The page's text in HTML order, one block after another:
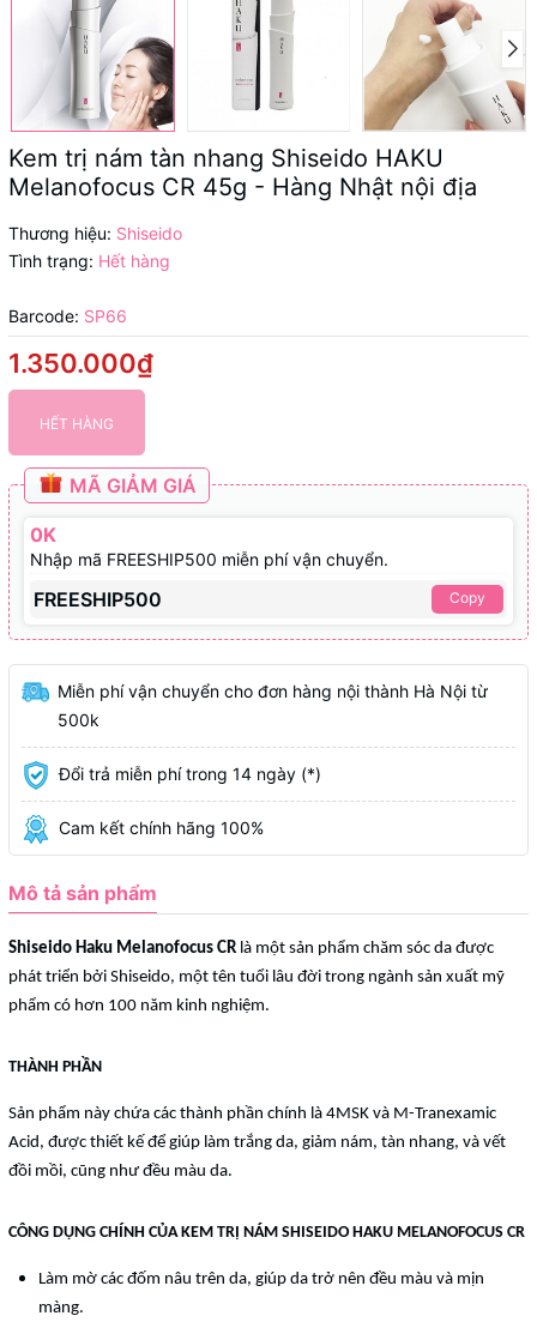
Kem trị nám tàn nhang Shiseido HAKU
Melanofocus CR 45g - Hàng Nhật nội địa
Thương hiệu: Shiseido
Tình trạng: Hết hàng
Barcode: SP66
1.350.000₫
HẾT HÀNG
MÃ GIẢM GIÁ
0K
Nhập mã FREESHIP500 miễn phí vận chuyển.
FREESHIP500 Copy
Miễn phí vận chuyển cho đơn hàng nội thành Hà Nội từ
500k
Đổi trả miễn phí trong 14 ngày (*)
Cam kết chính hãng 100%
Mô tả sản phẩm
Shiseido Haku Melanofocus CR là một sản phẩm chăm sóc da được
phát triển bởi Shiseido, một tên tuổi lâu đời trong ngành sản xuất mỹ
phẩm có hơn 100 năm kinh nghiệm.
THÀNH PHẦN
Sản phẩm này chứa các thành phần chính là 4MSK và M-Tranexamic
Acid, được thiết kế để giúp làm trắng da, giảm nám, tàn nhang, và vết
đồi mồi, cũng như đều màu da.
CÔNG DỤNG CHÍNH CỦA KEM TRỊ NÁM SHISEIDO HAKU MELANOFOCUS CR
Làm mờ các đốm nâu trên da, giúp da trở nên đều màu và mịn
màng.